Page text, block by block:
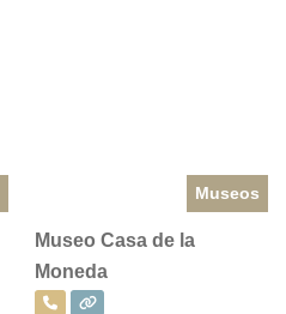
Museos
Museo Casa de la
Moneda